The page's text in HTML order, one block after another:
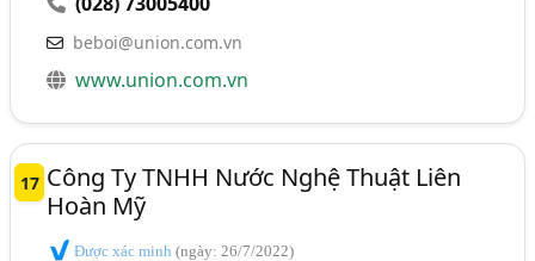
beboi@union.com.vn
www.union.com.vn
17 Công Ty TNHH Nước Nghệ Thuật Liên
Hoàn Mỹ
Được xác minh(ngày: 26/7/2022)